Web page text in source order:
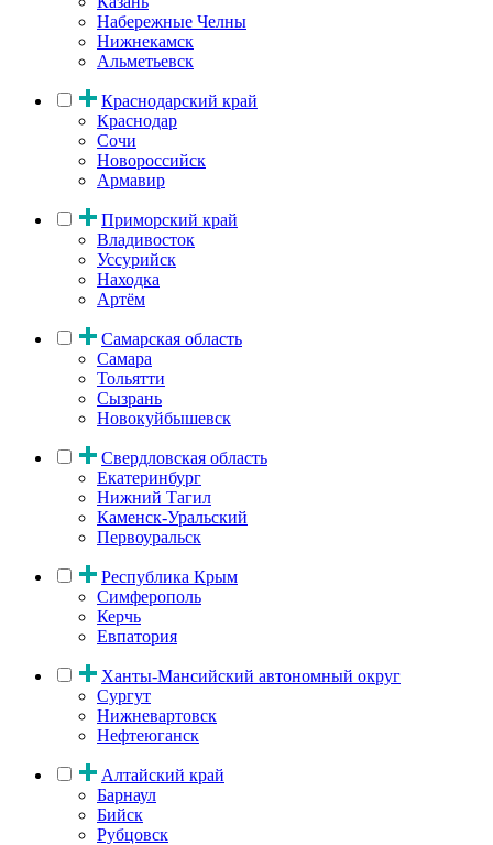
Набережные Челны
Нижнекамск
Альметьевск
Краснодарский край
Краснодар
Сочи
Новороссийск
Армавир
Приморский край
Владивосток
Уссурийск
Находка
Артём
Самарская область
Самара
Тольятти
Сызрань
Новокуйбышевск
Свердловская область
Екатеринбург
Нижний Тагил
Каменск-Уральский
Первоуральск
Республика Крым
Симферополь
Керчь
Евпатория
Ханты-Мансийский автономный округ
Сургут
Нижневартовск
Нефтеюганск
Алтайский край
Барнаул
Бийск
Рубцовск